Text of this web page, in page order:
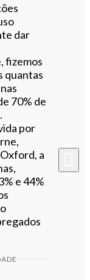
dar
fizemos
quantas
70% de
por
a
e 44%